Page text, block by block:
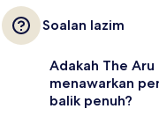
Soalan lazim
Adakah The
menawarkan
balik penuh?